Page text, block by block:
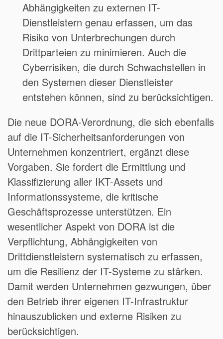
Abhängigkeiten zu externen IT-
Dienstleistern genau erfassen, um das
Risiko von Unterbrechungen durch
Drittparteien zu minimieren. Auch die
Cyberrisiken, die durch Schwachstellen in
den Systemen dieser Dienstleister
entstehen können, sind zu berücksichtigen.
Die neue DORA-Verordnung, die sich ebenfalls
auf die IT-Sicherheitsanforderungen von
Unternehmen konzentriert, ergänzt diese
Vorgaben. Sie fordert die Ermittlung und
Klassifizierung aller IKT-Assets und
Informationssysteme, die kritische
Geschäftsprozesse unterstützen. Ein
wesentlicher Aspekt von DORA ist die
Verpflichtung, Abhängigkeiten von
Drittdienstleistern systematisch zu erfassen,
um die Resilienz der IT-Systeme zu stärken.
Damit werden Unternehmen gezwungen, über
den Betrieb ihrer eigenen IT-Infrastruktur
hinauszublicken und externe Risiken zu
berücksichtigen.